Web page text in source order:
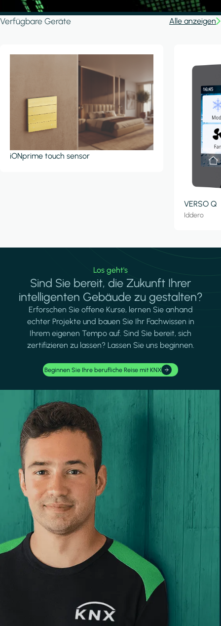
Verfügbare Geräte Alle anzeigen
iONprime touch sensor
VERSO Q
Iddero
Los geht's
Sind Sie bereit, die Zukunft Ihrer
intelligenten Gebäude zu gestalten?
Erforschen Sie offene Kurse, lernen Sie anhand
echter Projekte und bauen Sie Ihr Fachwissen in
Ihrem eigenen Tempo auf. Sind Sie bereit, sich
zertifizieren zu lassen? Lassen Sie uns beginnen.
Beginnen Sie Ihre berufliche Reise mit KNX